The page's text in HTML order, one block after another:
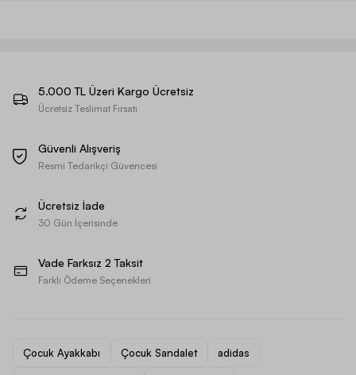
5.000 TL Üzeri Kargo Ücretsiz
Ücretsiz Teslimat Fırsatı
Güvenli Alışveriş
Resmi Tedarikçi Güvencesi
Ücretsiz İade
30 Gün İçerisinde
Vade Farksız 2 Taksit
Farklı Ödeme Seçenekleri
Çocuk Ayakkabı Çocuk Sandalet adidas